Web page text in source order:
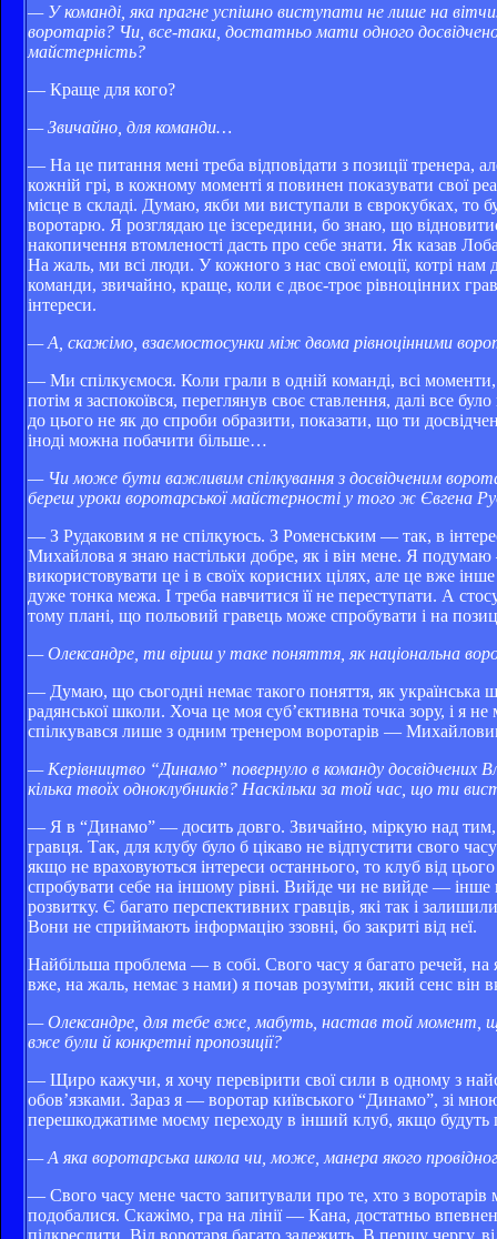
— У команді, яка прагне успішно виступати не лише на
воротарів? Чи, все-таки, достатньо мати одного
майстерність?
— Краще для кого?
— Звичайно, для команди…
— На це питання мені треба відповідати з позиції тренера,
кожній грі, в кожному моменті я повинен показувати свої
місце в складі. Думаю, якби ми виступали в єврокубках, то
воротарю. Я розглядаю це ізсередини, бо знаю, що
накопичення втомленості дасть про себе знати. Як казав
На жаль, ми всі люди. У кожного з нас свої емоції, котрі
команди, звичайно, краще, коли є двоє-троє рівноцінних
інтереси.
— А, скажімо, взаємостосунки між двома рівноцінними
— Ми спілкуємося. Коли грали в одній команді, всі
потім я заспокоївся, переглянув своє ставлення, далі все
до цього не як до спроби образити, показати, що ти
іноді можна побачити більше…
— Чи може бути важливим спілкування з досвідченим
береш уроки воротарської майстерності у того ж Євгена
— З Рудаковим я не спілкуюсь. З Роменським — так, в
Михайлова я знаю настільки добре, як і він мене. Я
використовувати це і в своїх корисних цілях, але це вже
дуже тонка межа. І треба навчитися її не переступати. А
тому плані, що польовий гравець може спробувати і на
— Олександре, ти віриш у таке поняття, як національна
— Думаю, що сьогодні немає такого поняття, як українська
радянської школи. Хоча це моя суб’єктивна точка зору, і
спілкувався лише з одним тренером воротарів —
— Керівництво “Динамо” повернуло в команду досвідчених
кілька твоїх одноклубників? Наскільки за той час, що ти
— Я в “Динамо” — досить довго. Звичайно, міркую над тим,
гравця. Так, для клубу було б цікаво не відпустити свого
якщо не враховуються інтереси останнього, то клуб від
спробувати себе на іншому рівні. Вийде чи не вийде —
розвитку. Є багато перспективних гравців, які так і
Вони не сприймають інформацію ззовні, бо закриті від неї.
Найбільша проблема — в собі. Свого часу я багато речей,
вже, на жаль, немає з нами) я почав розуміти, який сенс він
— Олександре, для тебе вже, мабуть, настав той момент,
вже були й конкретні пропозиції?
— Щиро кажучи, я хочу перевірити свої сили в одному з
обов’язками. Зараз я — воротар київського “Динамо”, зі
перешкоджатиме моєму переходу в інший клуб, якщо будуть
— А яка воротарська школа чи, може, манера якого
— Свого часу мене часто запитували про те, хто з воротарів
подобалися. Скажімо, гра на лінії — Кана, достатньо
підкреслити. Від воротаря багато залежить. В першу чергу,